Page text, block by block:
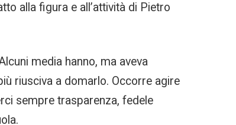
alla figura e all’attività di Pietro
media hanno, ma aveva
riusciva a domarlo. Occorre agire
sempre trasparenza, fedele